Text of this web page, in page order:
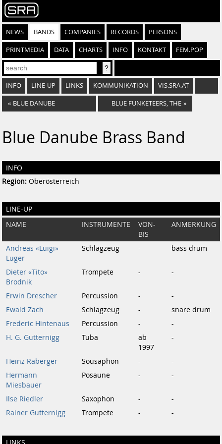
NEWS BANDS COMPANIES RECORDS PERSONS
PRINTMEDIA DATA CHARTS INFO KONTAKT FEM.POP
INFO LINE-UP LINKS KOMMUNIKATION VIS.SRA.AT
« BLUE DANUBE BLUE FUNKETEERS, THE »
Blue Danube Brass Band
INFO
Region: Oberösterreich
LINE-UP
NAME INSTRUMENTE
VON-
BIS
ANMERKUNG
Andreas «Luigi»
Luger
Schlagzeug - bass drum
Dieter «Tito»
Brodnik
Trompete - -
Erwin Drescher Percussion -
-
Ewald Zach
Schlagzeug -
snare drum
Frederic Hintenaus
Percussion -
-
H. G. Gutternigg
Tuba
ab
1997
-
Heinz Raberger Sousaphon -
-
Hermann
Miesbauer
Posaune - -
Ilse Riedler Saxophon -
-
Rainer Gutternigg
Trompete - -